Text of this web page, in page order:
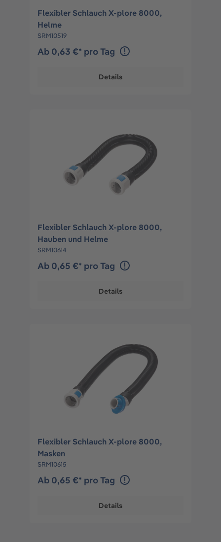
Flexibler Schlauch X-plore 8000,
Helme
SRM10519
Ab 0,63 €* pro Tag
Details
Flexibler Schlauch X-plore 8000,
Hauben und Helme
SRM10614
Ab 0,65 €* pro Tag
Details
Flexibler Schlauch X-plore 8000,
Masken
SRM10615
Ab 0,65 €* pro Tag
Details